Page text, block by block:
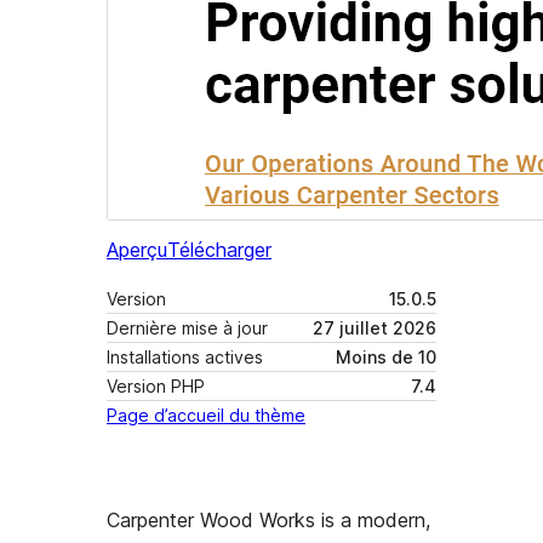
AperçuTélécharger
Version
15.0.5
Dernière mise à jour
27 juillet 2026
Installations actives
Moins de 10
Version PHP
7.4
Page d’accueil du thème
Carpenter Wood Works is a modern,